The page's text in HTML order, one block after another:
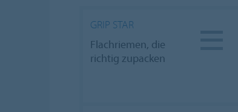
GRIP STAR
Flachriemen, die
richtig zupacken